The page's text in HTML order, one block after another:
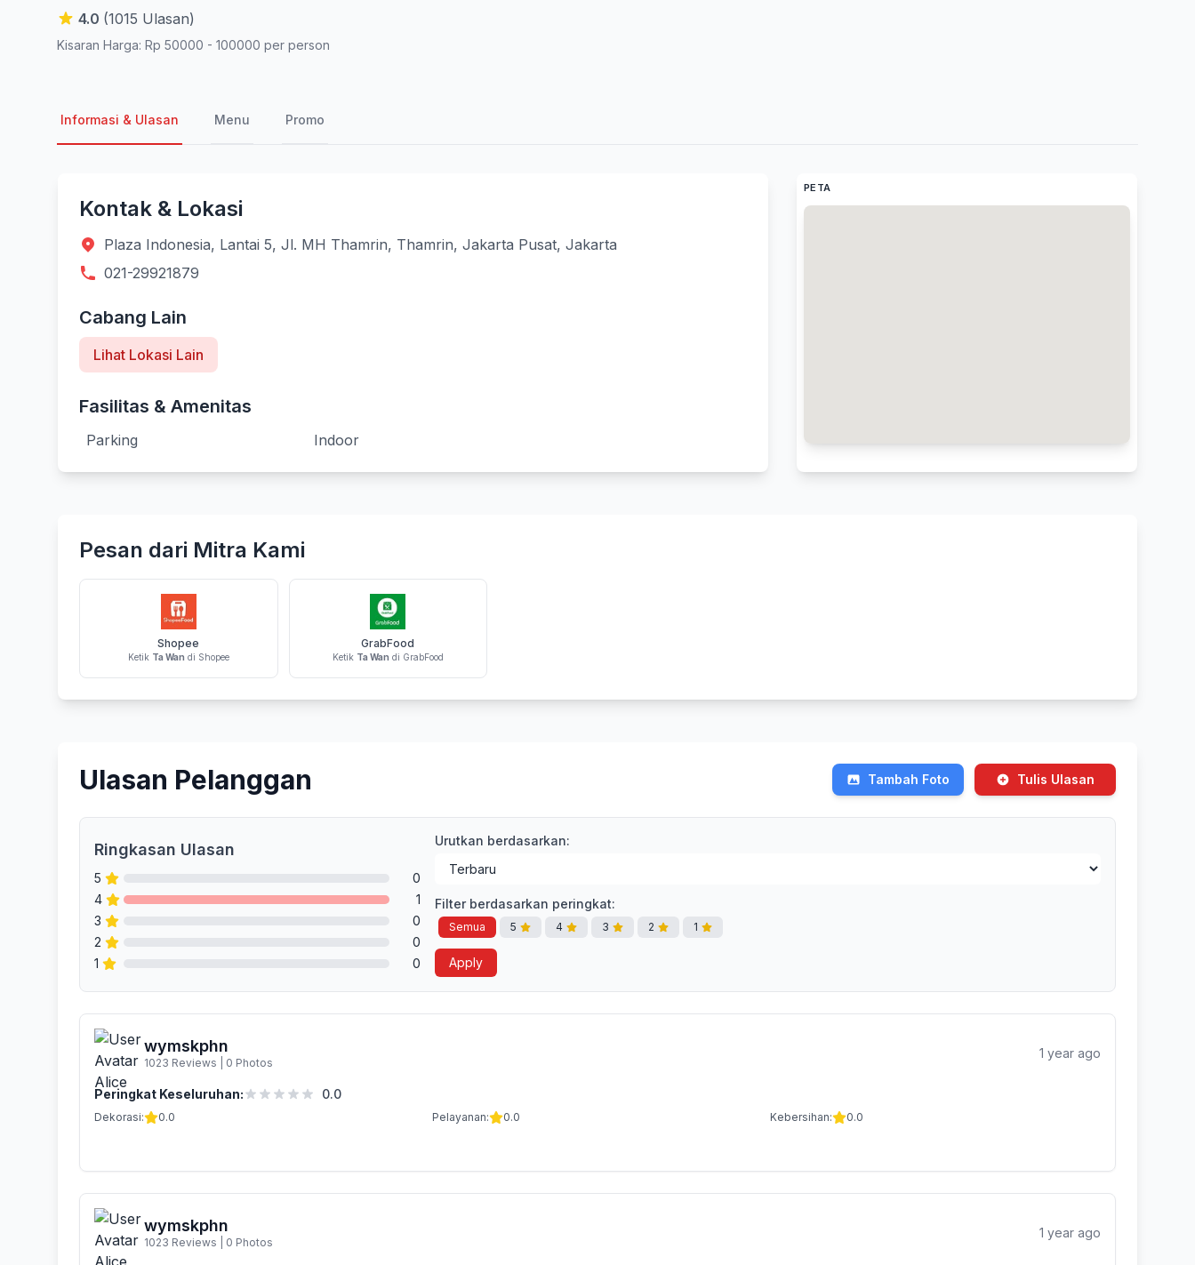
4.0 (1015 Ulasan)
Kisaran Harga: Rp 50000 - 100000 per person
Informasi & Ulasan Menu Promo
Kontak & Lokasi
Plaza Indonesia, Lantai 5, Jl. MH Thamrin, Thamrin, Jakarta Pusat, Jakarta
021-29921879
Cabang Lain
Lihat Lokasi Lain
Fasilitas & Amenitas
Parking Indoor
PETA
Pesan dari Mitra Kami
Shopee
Ketik Ta Wan di Shopee
GrabFood
Ketik Ta Wan di GrabFood
Ulasan Pelanggan Tambah Foto Tulis Ulasan
Ringkasan Ulasan
5
0
4
1
3
0
2
0
1
0
Urutkan berdasarkan:
Filter berdasarkan peringkat:
Semua 5 4 3 2 1
Apply
wymskphn
1023 Reviews 0 Photos
1 year ago
Peringkat Keseluruhan: 0.0
Dekorasi: 0.0 Pelayanan: 0.0 Kebersihan: 0.0
wymskphn
1023 Reviews 0 Photos
1 year ago